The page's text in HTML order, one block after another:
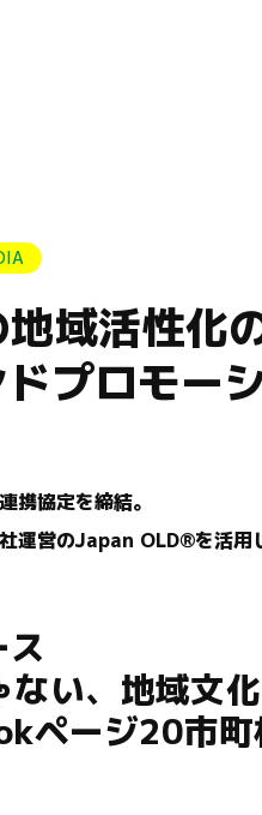
域活性化
プロモー
携協定を締結。
運営のJapan OLD®を活
ない、地域文
ページ20市町